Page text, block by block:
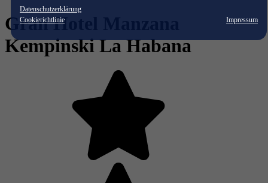
Datenschutzerklärung
Cookierichtlinie
Impressum
Gran Hotel Manzana
Kempinski La Habana